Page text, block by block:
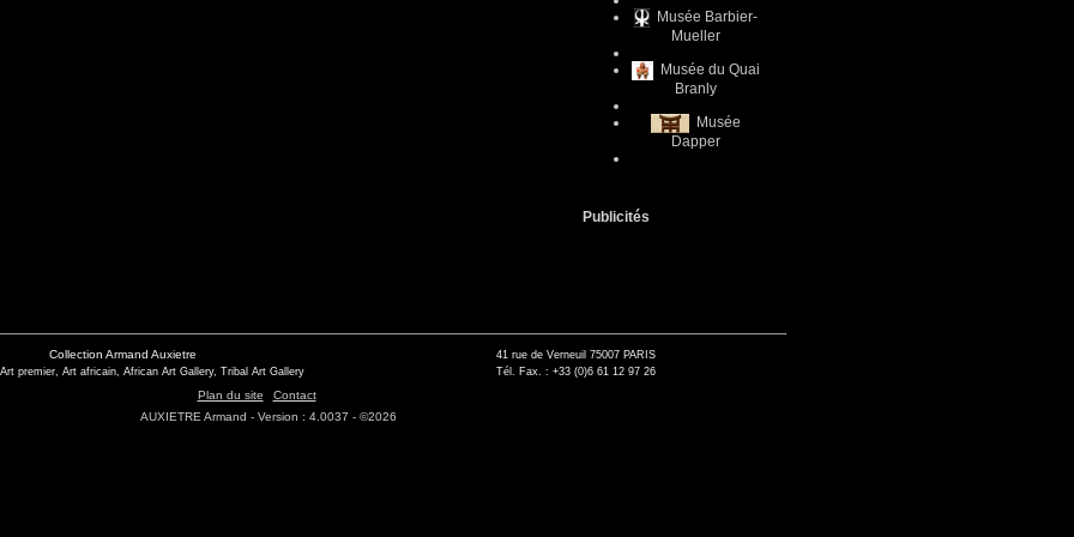
Musée Barbier-
Mueller
Musée du Quai
Branly
Musée
Dapper
Publicités
Collection Armand Auxietre
premier, Art africain, African Art Gallery, Tribal Art Gallery
41 rue de Verneuil 75007 PARIS
Tél. Fax. : +33 (0)6 61 12 97 26
Plan du site
Contact
AUXIETRE Armand - Version : 4.0037 - ©2026